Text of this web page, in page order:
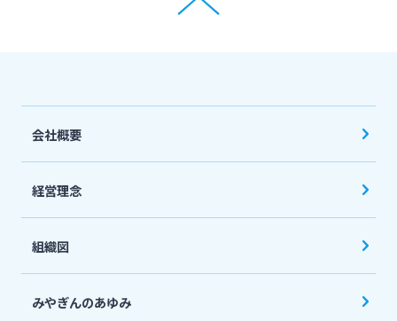
会社概要
経営理念
組織図
みやぎんのあゆみ